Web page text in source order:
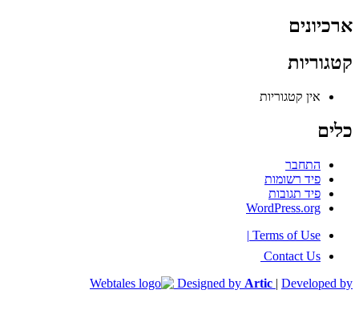
ארכיונים
קטגוריות
אין קטגוריות
כלים
התחבר
פיד רשומות
פיד תגובות
WordPress.org
Terms of Use
|
Contact Us
Designed by Artic | Developed by